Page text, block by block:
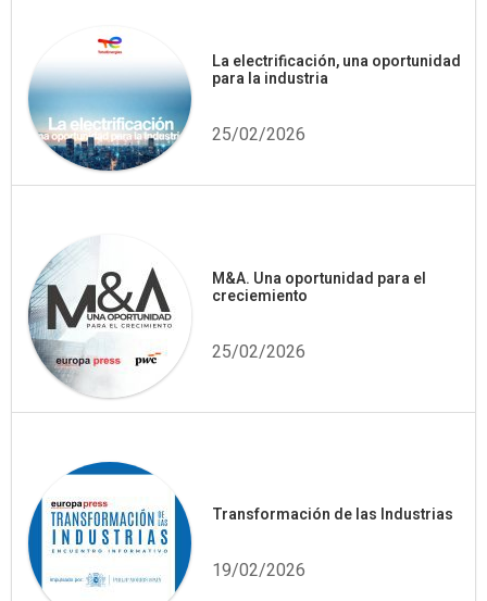
La electrificación, una oportunidad
para la industria
25/02/2026
M&A. Una oportunidad para el
creciemiento
25/02/2026
Transformación de las Industrias
19/02/2026